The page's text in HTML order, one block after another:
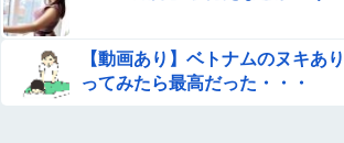
【動画あり】ベトナムのヌキあ
ってみたら最高だった・・・